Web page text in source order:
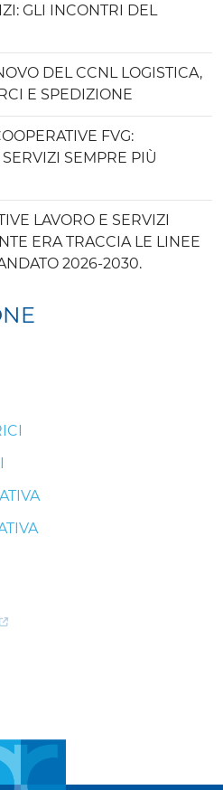
GLI INCONTRI DEL
DEL CCNL LOGISTICA,
E SPEDIZIONE
FVG:
SEMPRE PIÙ
LAVORO E SERVIZI
ERA TRACCIA LE LINEE
2026-2030.